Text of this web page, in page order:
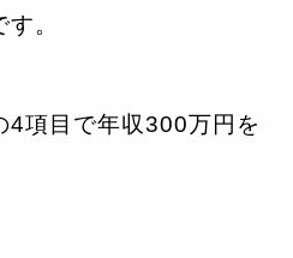
。
4項目で年収300万円を